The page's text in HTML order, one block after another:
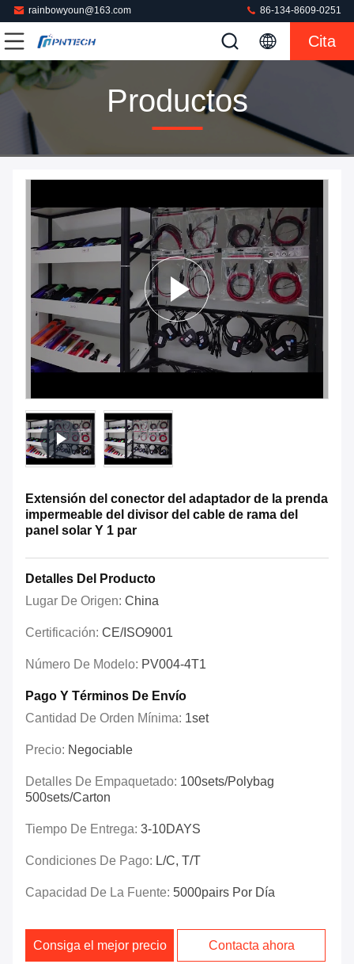
rainbowyoun@163.com 86-134-8609-0251
Cita
Productos
Extensión del conector del adaptador de la prenda
impermeable del divisor del cable de rama del
panel solar Y 1 par
Detalles Del Producto
Lugar De Origen: China
Certificación: CE/ISO9001
Número De Modelo: PV004-4T1
Pago Y Términos De Envío
Cantidad De Orden Mínima: 1set
Precio: Negociable
Detalles De Empaquetado: 100sets/polybag
500sets/carton
Tiempo De Entrega: 3-10DAYS
Condiciones De Pago: L/C, T/T
Capacidad De La Fuente: 5000pairs Por Día
Consiga el mejor precio Contacta ahora